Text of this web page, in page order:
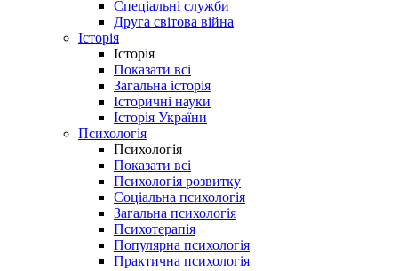
Спеціальні служби
Друга світова війна
Історія
Історія
Показати всі
Загальна історія
Історичні науки
Історія України
Психологія
Психологія
Показати всі
Психологія розвитку
Соціальна психологія
Загальна психологія
Психотерапія
Популярна психологія
Практична психологія